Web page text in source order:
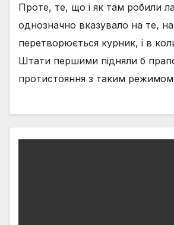
Проте, те, що і як там робили
однозначно вказувало на те,
перетворюється курник, і в
Штати першими підняли б
протистояння з таким